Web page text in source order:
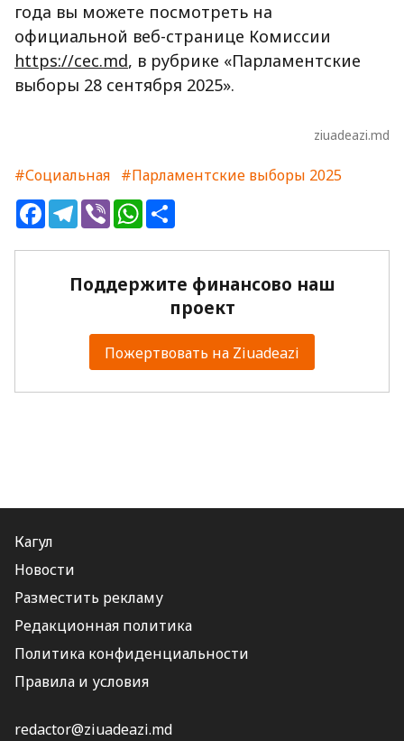
года вы можете посмотреть на
официальной веб-странице Комиссии
https://cec.md, в рубрике «Парламентские
выборы 28 сентября 2025».
ziuadeazi.md
#Социальная #Парламентские выборы 2025
FacebookTelegram
ViberWhatsApp
Поддержите финансово наш
проект
Пожертвовать на Ziuadeazi
Кагул
Новости
Разместить рекламу
Редакционная политика
Политика конфиденциальности
Правила и условия
redactor@ziuadeazi.md